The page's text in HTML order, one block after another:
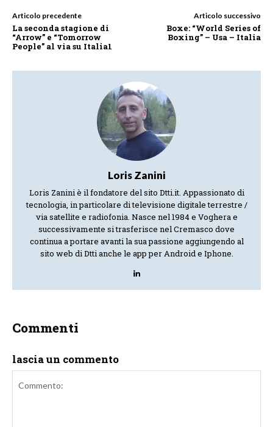
Articolo precedente
La seconda stagione di
“Arrow” e “Tomorrow
People” al via su Italia1
Articolo successivo
Boxe: “World Series of
Boxing” – Usa – Italia
Loris Zanini
Loris Zanini è il fondatore del sito Dtti.it. Appassionato di
tecnologia, in particolare di televisione digitale terrestre /
via satellite e radiofonia. Nasce nel 1984 e Voghera e
successivamente si trasferisce nel Cremasco dove
continua a portare avanti la sua passione aggiungendo al
sito web di Dtti anche le app per Android e Iphone.
Commenti
lascia un commento